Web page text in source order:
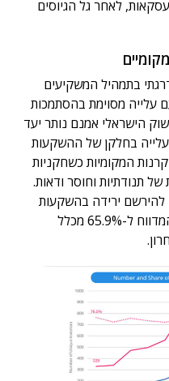
לאחר גל הגיוסים
בתמהיל המשקיעים
עלייה מסוימת בהסתמכות
הישראלי אמנם נותר יעד
בחלקן של ההשקעות
המקומיות כשחקניות
תנודתיות וחוסר ודאות.
החלה להירשם ירידה בהשקעות
הזרות בישראל, והוא הגיע ברבעון המדווח ל-65.9% מכלל